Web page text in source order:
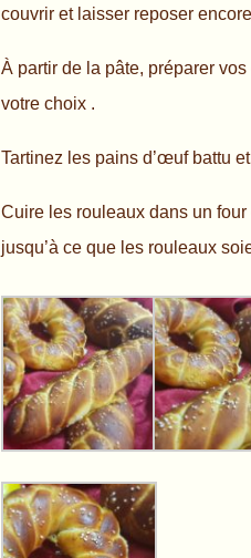
couvrir et laisser reposer
À partir de la pâte, préparer
votre choix .
Tartinez les pains d’œuf battu
Cuire les rouleaux dans un
jusqu’à ce que les rouleaux